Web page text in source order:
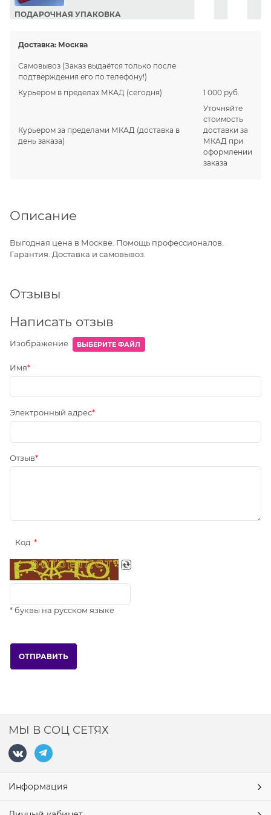
ПОДАРОЧНАЯ УПАКОВКА
Доставка: Москва
Самовывоз (Заказ выдаётся только после
подтверждения его по телефону!)
Курьером в пределах МКАД (сегодня) 1 000 руб.
Курьером за пределами МКАД (доставка в
день заказа)
Уточняйте
стоимость
доставки за
МКАД при
оформлении
заказа
Описание
Выгодная цена в Москве. Помощь профессионалов.
Гарантия. Доставка и самовывоз.
Отзывы
Написать отзыв
Изображение ВЫБЕРИТЕ ФАЙЛ
Имя
Электронный адрес
Отзыв
Код
* буквы на русском языке
МЫ В СОЦ СЕТЯХ
Информация